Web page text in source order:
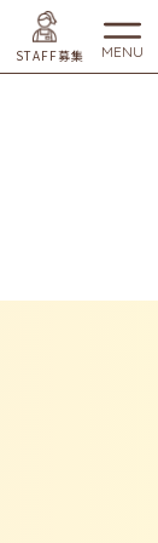
STAFF募集 MENU